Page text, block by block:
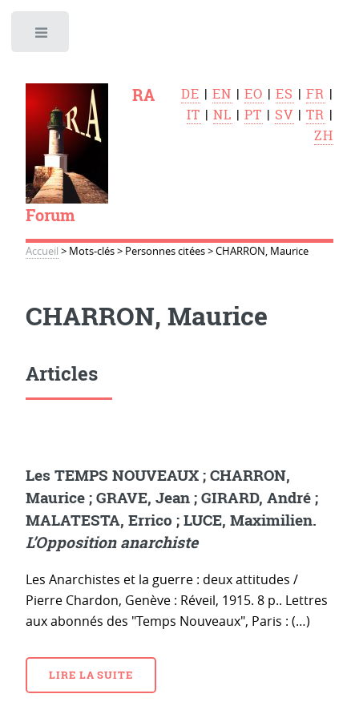
RA
Forum
DE |EN |EO |ES |FR |
IT |NL |PT | SV |TR |
ZH
Accueil > Mots-clés> Personnes citées>CHARRON, Maurice
CHARRON, Maurice
Articles
Les TEMPS NOUVEAUX ; CHARRON,
Maurice ; GRAVE, Jean ; GIRARD, André ;
MALATESTA, Errico ; LUCE, Maximilien.
L’Opposition anarchiste
Les Anarchistes et la guerre : deux attitudes /
Pierre Chardon, Genève : Réveil, 1915. 8 p.. Lettres
aux abonnés des "Temps Nouveaux", Paris : (…)
LIRE LA SUITE